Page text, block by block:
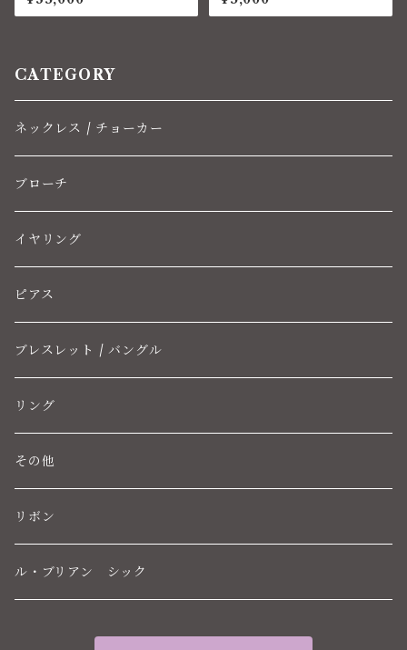
CATEGORY
ネックレス / チョーカー
ブローチ
イヤリング
ピアス
ブレスレット / バングル
リング
その他
リボン
ル・ブリアン シック